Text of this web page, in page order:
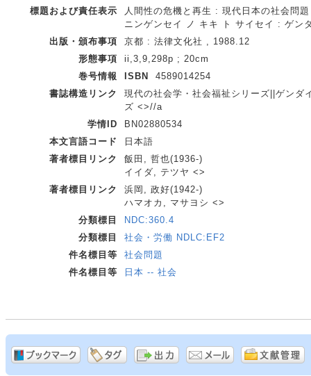
標題および責任表示
人間性の危機と再生 : 現代日本の社会問
ニンゲンセイ ノ キキ ト サイセイ : ゲン
出版・頒布事項
京都 : 法律文化社 , 1988.12
形態事項
ii,3,9,298p ; 20cm
巻号情報
ISBN
4589014254
書誌構造リンク
現代の社会学・社会福祉シリーズ||ゲン
ズ <>//a
学情ID
BN02880534
本文言語コード
日本語
著者標目リンク
飯田, 哲也(1936-)
イイダ, テツヤ <>
著者標目リンク
浜岡, 政好(1942-)
ハマオカ, マサヨシ <>
分類標目
NDC:360.4
分類標目
社会・労働 NDLC:EF2
件名標目等
社会問題
件名標目等
日本 -- 社会